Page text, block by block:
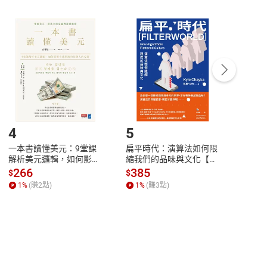
點選「瀏覽訂單明細」 「申請取消訂單/退
貨。
付款方式
Payment
完成訂單
Complete
號，下載書籍後看書
4
一本書讀懂美元：9堂課
解析美元邏輯，如何影響
全球經濟和每個人的投資
【電子書】
$266
1% (賺2點)
5
扁平時代：演算法如何限
縮我們的品味與文化【電
子書】
$385
1% (賺3點)